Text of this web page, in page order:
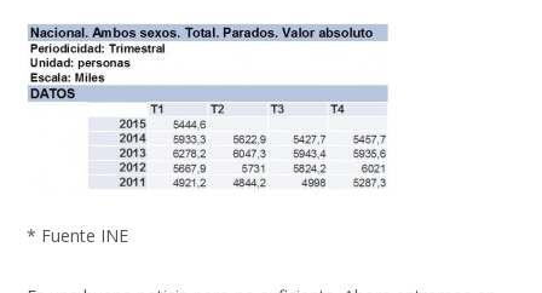
* Fuente INE